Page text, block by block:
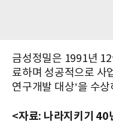
금성정밀은 1991년
료하며 성공적으로 사
연구개발 대상’을 수
<자료: 나라지키기 40